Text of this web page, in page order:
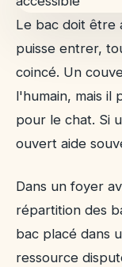
Le bac doit être
puisse entrer,
coincé. Un
l'humain, mais il
pour le chat. Si
ouvert aide
Dans un foyer
répartition des
bac placé dans
ressource